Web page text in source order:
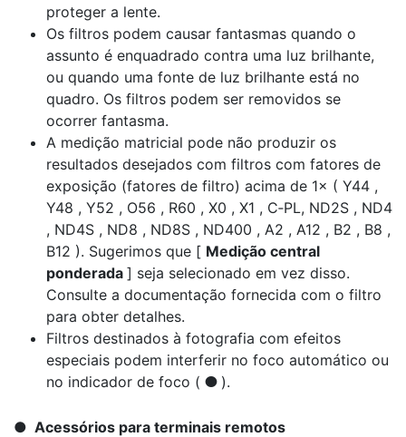
proteger a lente.
Os filtros podem causar fantasmas quando o
assunto é enquadrado contra uma luz brilhante,
ou quando uma fonte de luz brilhante está no
quadro. Os filtros podem ser removidos se
ocorrer fantasma.
A medição matricial pode não produzir os
resultados desejados com filtros com fatores de
exposição (fatores de filtro) acima de 1× ( Y44 ,
Y48 , Y52 , O56 , R60 , X0 , X1 , C‑PL, ND2S , ND4
, ND4S , ND8 , ND8S , ND400 , A2 , A12 , B2 , B8 ,
B12 ). Sugerimos que [ Medição central
ponderada ] seja selecionado em vez disso.
Consulte a documentação fornecida com o filtro
para obter detalhes.
Filtros destinados à fotografia com efeitos
especiais podem interferir no foco automático ou
no indicador de foco ( I ).
Acessórios para terminais remotos